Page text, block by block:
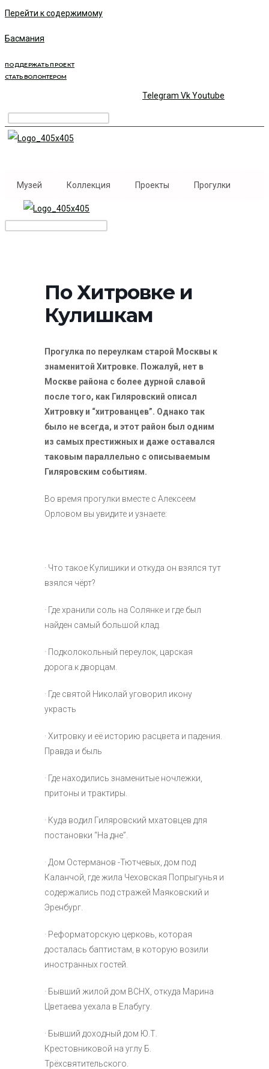
Перейти к содержимому
Басмания
ПОДДЕРЖАТЬ ПРОЕКТ
СТАТЬ ВОЛОНТЕРОМ
Telegram VkYoutube
Музей Коллекция Проекты Прогулки
По Хитровке и
Кулишкам
Прогулка по переулкам старой Москвы к
знаменитой Хитровке. Пожалуй, нет в
Москве района с более дурной славой
после того, как Гиляровский описал
Хитровку и “хитрованцев”. Однако так
было не всегда, и этот район был одним
из самых престижных и даже оставался
таковым параллельно с описываемым
Гиляровским событиям.
Во время прогулки вместе с Алексеем
Орловом вы увидите и узнаете:
· Что такое Кулишики и откуда он взялся тут
взялся чёрт?
· Где хранили соль на Солянке и где был
найден самый большой клад.
· Подколокольный переулок, царская
дорога.к дворцам.
· Где святой Николай уговорил икону
украсть
· Хитровку и её историю расцвета и падения.
Правда и быль
· Где находились знаменитые ночлежки,
притоны и трактиры.
· Куда водил Гиляровский мхатовцев для
постановки “На дне”.
· Дом Остерманов -Тютчевых, дом под
Каланчой, где жила Чеховская Попрыгунья и
содержались под стражей Маяковский и
Эренбург.
· Реформаторскую церковь, которая
досталась баптистам, в которую возили
иностранных гостей.
· Бывший жилой дом ВСНХ, откуда Марина
Цветаева уехала в Елабугу.
· Бывший доходный дом Ю.Т.
Крестовниковой на углу Б.
Трёхсвятительского.